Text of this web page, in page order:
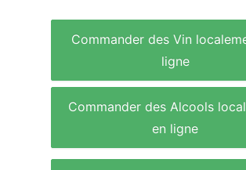
Commander des Vin
ligne
Commander des Alcools
en ligne